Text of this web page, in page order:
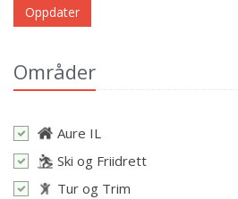
Oppdater
Områder
Aure IL
Ski og Friidrett
Tur og Trim